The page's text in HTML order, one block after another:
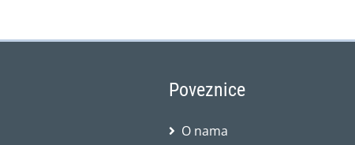
Poveznice
O nama